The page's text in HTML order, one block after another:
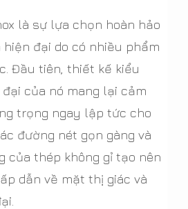
là sự lựa chọn hoàn hảo
đại do có nhiều phẩm
Đầu tiên, thiết kế kiểu
của nó mang lại cảm
trọng ngay lập tức cho
đường nét gọn gàng và
của thép không gỉ tạo nên
dẫn về mặt thị giác và